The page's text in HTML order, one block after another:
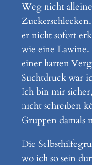
Weg nicht
er nicht sofort
wie eine
einer harten
Suchtdruck war
Ich bin mir
nicht schreiben
Gruppen damals
Die
wo ich so sein